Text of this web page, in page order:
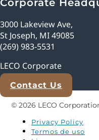
Corporate
3000 Lakeview Ave,
St Joseph, MI 49085
(269) 983-5531
LECO Corporate
Contact Us
© 2026 LECO
Privacy Policy
Termos de uso